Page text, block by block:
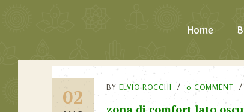
Home
02 BY ELVIO ROCCHI 0 COMMENT
zona di comfort lato